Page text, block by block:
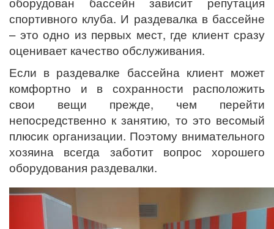
спортивного клуба. И раздевалка в бассейне
– это одно из первых мест, где клиент сразу
оценивает качество обслуживания.
Если в раздевалке бассейна клиент может
комфортно и в сохранности расположить
свои вещи прежде, чем перейти
непосредственно к занятию, то это весомый
плюсик организации. Поэтому внимательного
хозяина всегда заботит вопрос хорошего
оборудования раздевалки.